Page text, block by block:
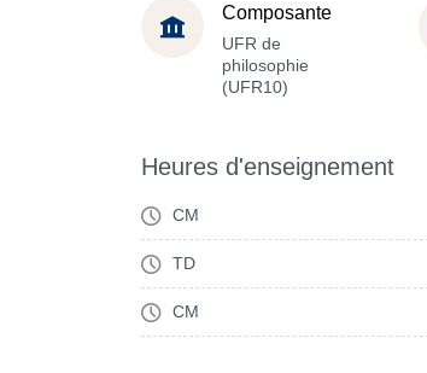
Composante
UFR de
philosophie
(UFR10)
Heures d'enseignement
CM
TD
CM